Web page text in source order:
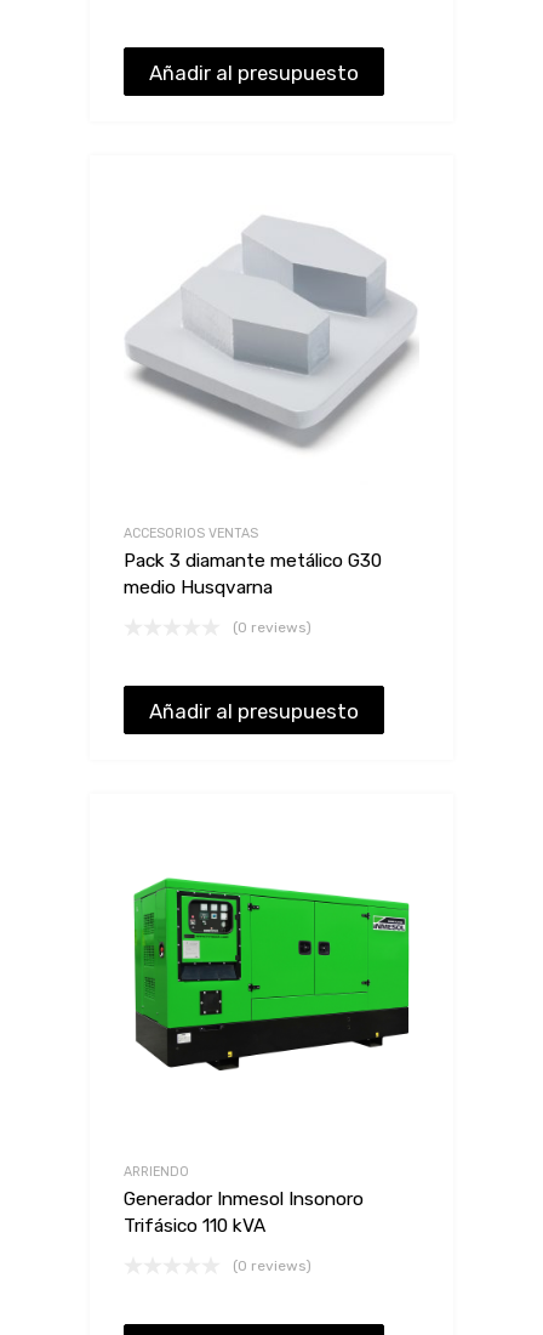
Añadir al presupuesto
ACCESORIOS VENTAS
Pack 3 diamante metálico G30
medio Husqvarna
(0 reviews)
Añadir al presupuesto
ARRIENDO
Generador Inmesol Insonoro
Trifásico 110 kVA
(0 reviews)